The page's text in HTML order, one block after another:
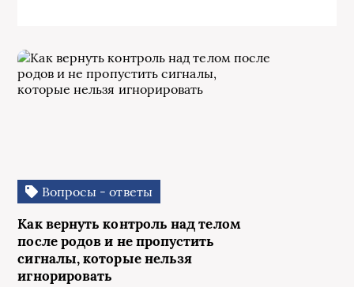
Вопросы - ответы
Как вернуть контроль над телом
после родов и не пропустить
сигналы, которые нельзя
игнорировать